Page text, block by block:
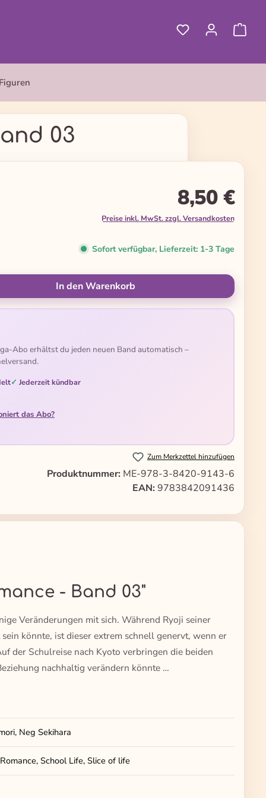
03
8,50 €
Preise inkl. MwSt. zzgl. Versandkosten
Sofort verfügbar, Lieferzeit: 1-3 Tage
Wert ein oder benutze die
In den Warenkorb
Abo erhältst du jeden neuen Band automatisch –
Jederzeit kündbar
das Abo?
Zum Merkzettel hinzufügen
Produktnummer: ME-978-3-8420-9143-6
EAN: 9783842091436
- Band 03"
Veränderungen mit sich. Während Ryoji seiner
könnte, ist dieser extrem schnell genervt, wenn er
der Schulreise nach Kyoto verbringen die beiden
nachhaltig verändern könnte …
Neg Sekihara
School Life, Slice of life